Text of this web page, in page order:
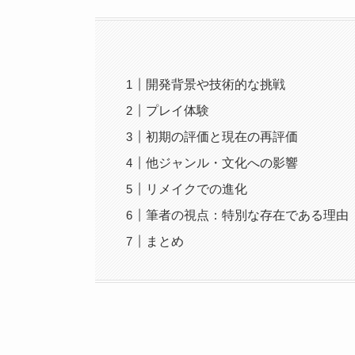
開発背景や技術的な挑戦
プレイ体験
初期の評価と現在の再評価
他ジャンル・文化への影響
リメイクでの進化
筆者の視点：特別な存在である理由
まとめ